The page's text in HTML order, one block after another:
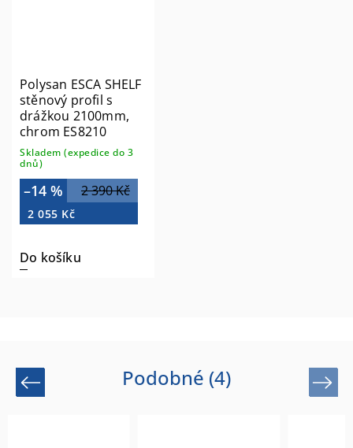
Polysan ESCA SHELF
stěnový profil s
drážkou 2100mm,
chrom ES8210
Skladem (expedice do 3
dnů)
2 390 Kč
–14 %
2 055 Kč
Do košíku
Podobné (4)
Previous Next